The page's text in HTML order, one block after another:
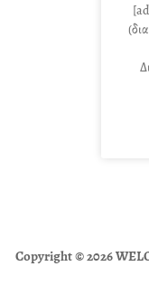
Copyright © 2026